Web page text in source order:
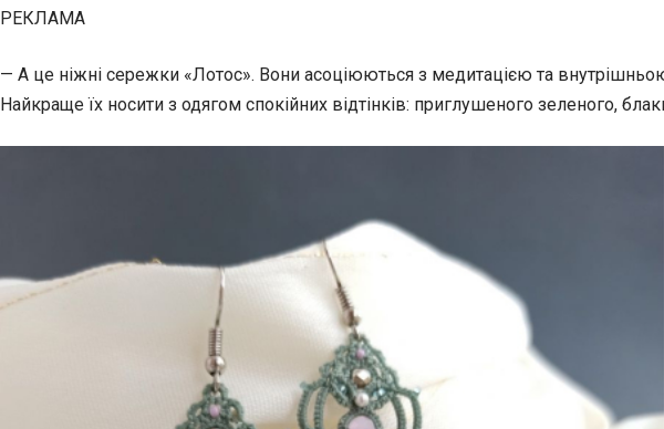
РЕКЛАМА
— А це ніжні сережки «Лотос». Вони асоціюються з медитацією та
Найкраще їх носити з одягом спокійних відтінків: приглушеного зеленого,